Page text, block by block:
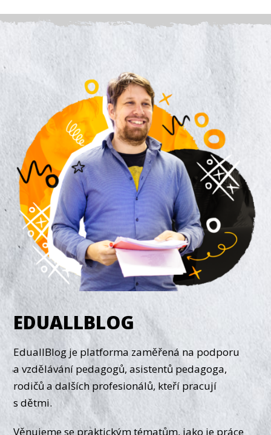
EDUALLBLOG
EduallBlog je platforma zaměřená na podporu
a vzdělávání pedagogů, asistentů pedagoga,
rodičů a dalších profesionálů, kteří pracují
s dětmi.
Věnujeme se praktickým tématům, jako je práce